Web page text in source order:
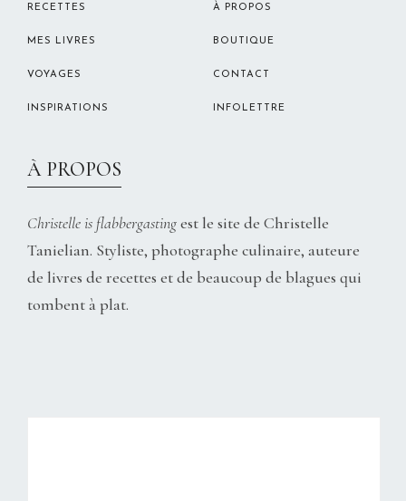
RECETTES
MES LIVRES
VOYAGES
INSPIRATIONS
À PROPOS
BOUTIQUE
CONTACT
INFOLETTRE
À PROPOS
Christelle is flabbergastingest le site de Christelle
Tanielian. Styliste, photographe culinaire, auteure
de livres de recettes et de beaucoup de blagues qui
tombent à plat.